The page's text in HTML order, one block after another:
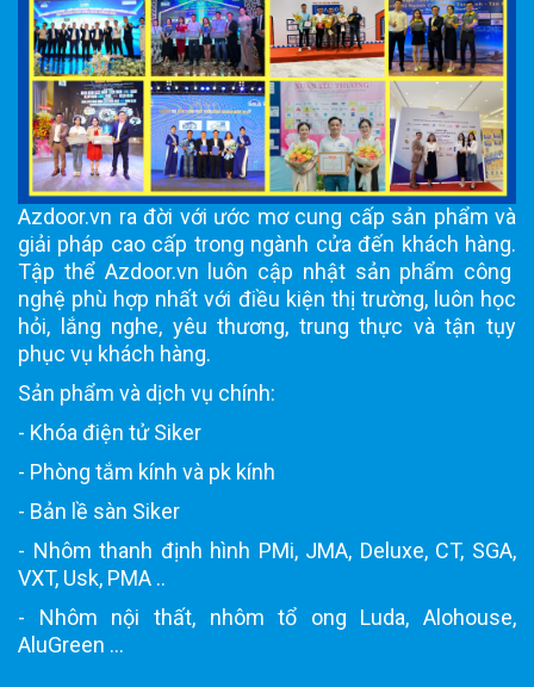
Azdoor.vn ra đời với ước mơ cung cấp sản phẩm và
giải pháp cao cấp trong ngành cửa đến khách hàng.
Tập thể Azdoor.vn luôn cập nhật sản phẩm công
nghệ phù hợp nhất với điều kiện thị trường, luôn học
hỏi, lắng nghe, yêu thương, trung thực và tận tụy
phục vụ khách hàng.
Sản phẩm và dịch vụ chính:
- Khóa điện tử Siker
- Phòng tắm kính và pk kính
- Bản lề sàn Siker
- Nhôm thanh định hình PMi, JMA, Deluxe, CT, SGA,
VXT, Usk, PMA ..
- Nhôm nội thất, nhôm tổ ong Luda, Alohouse,
AluGreen ...